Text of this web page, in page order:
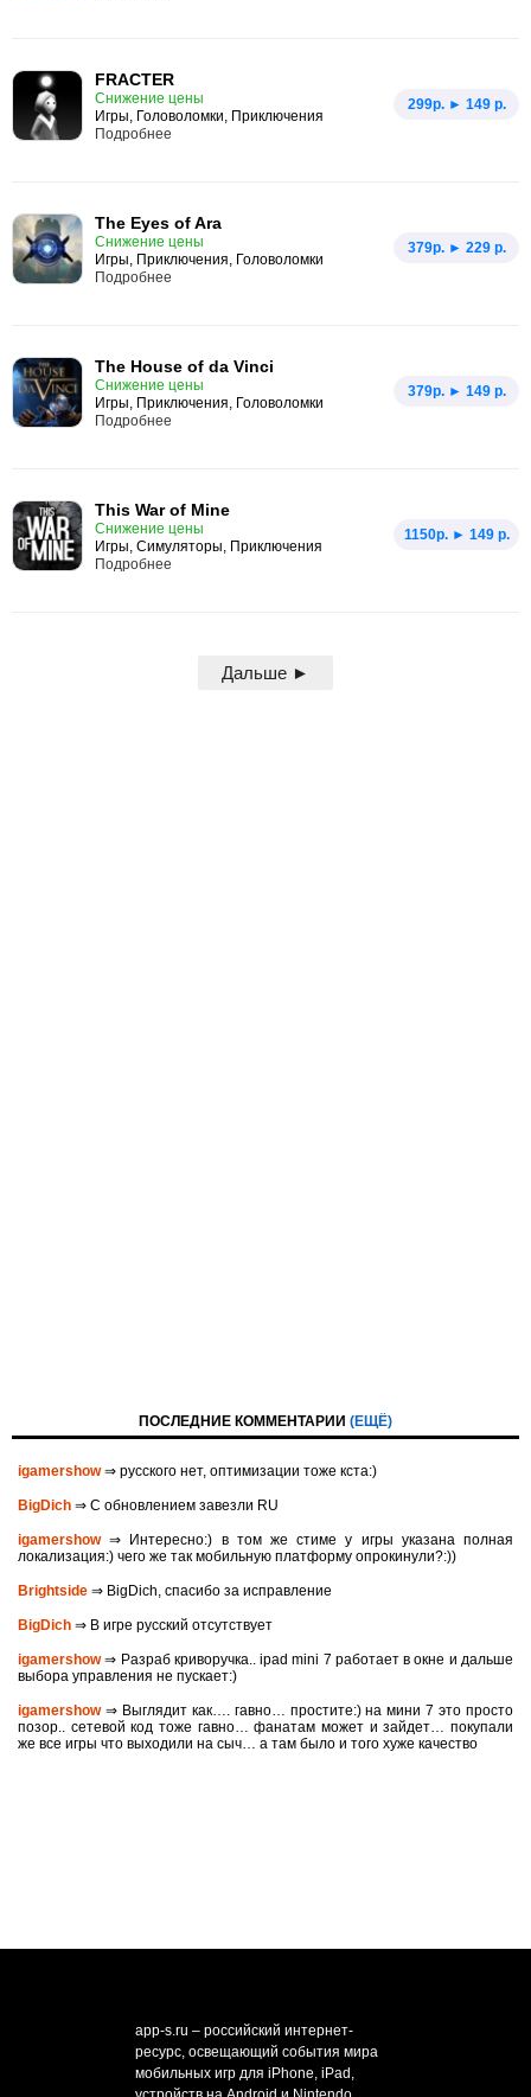
FRACTER
Снижение цены
Игры, Головоломки, Приключения
299p. ► 149 р.
Подробнее
The Eyes of Ara
Снижение цены
Игры, Приключения, Головоломки
379p. ► 229 р.
Подробнее
The House of da Vinci
Снижение цены
Игры, Приключения, Головоломки
379p. ► 149 р.
Подробнее
This War of Mine
Снижение цены
Игры, Симуляторы, Приключения
1150p. ► 149 р.
Подробнее
Дальше ►
ПОСЛЕДНИЕ КОММЕНТАРИИ (ЕЩЁ)
igamershow⇒ русского нет, оптимизации тоже кста:)
BigDich ⇒ С обновлением завезли RU
igamershow⇒ Интересно:) в том же стиме у игры указана полная
локализация:) чего же так мобильную платформу опрокинули?:))
Brightside ⇒ BigDich, спасибо за исправление
BigDich ⇒ В игре русский отсутствует
igamershow⇒ Разраб криворучка.. ipad mini 7 работает в окне и дальше
выбора управления не пускает:)
igamershow⇒ Выглядит как…. гавно… простите:) на мини 7 это просто
позор.. сетевой код тоже гавно… фанатам может и зайдет… покупали
же все игры что выходили на сыч… а там было и того хуже качество
app-s.ru – российский интернет-
ресурс, освещающий события мира
мобильных игр для iPhone, iPad,